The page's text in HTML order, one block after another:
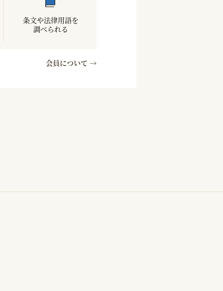
条文や法律用語を
調べられる
会員について →